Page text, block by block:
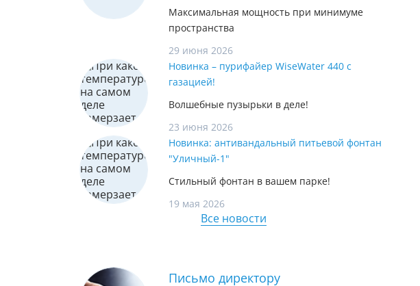
Максимальная мощность при минимуме
пространства
29 июня 2026
Новинка – пурифайер WiseWater 440 с
газацией!
Волшебные пузырьки в деле!
23 июня 2026
Новинка: антивандальный питьевой фонтан
"Уличный-1"
Стильный фонтан в вашем парке!
19 мая 2026
Все новости
Письмо директору